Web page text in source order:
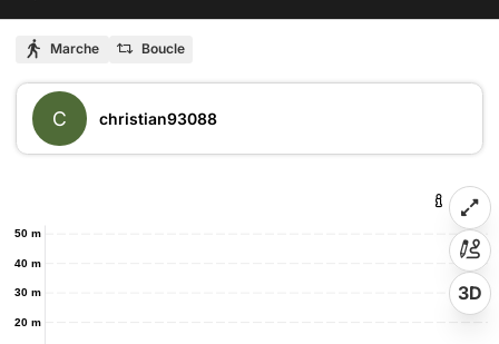
Marche Boucle
C christian93088
20 m
30 m
40 m
50 m
3D